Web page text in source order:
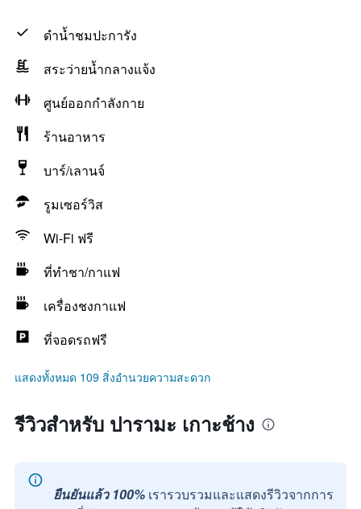
ดำน้ำชมปะการัง
สระว่ายน้ำกลางแจ้ง
ศูนย์ออกกำลังกาย
ร้านอาหาร
บาร์/เลานจ์
รูมเซอร์วิส
Wi-Fi ฟรี
ที่ทำชา/กาแฟ
เครื่องชงกาแฟ
ที่จอดรถฟรี
แสดงทั้งหมด 109 สิ่งอำนวยความสะดวก
รีวิวสำหรับ ปารามะ เกาะช้าง
ยืนยันแล้ว 100% เรารวบรวมและแสดงรีวิวจากการ